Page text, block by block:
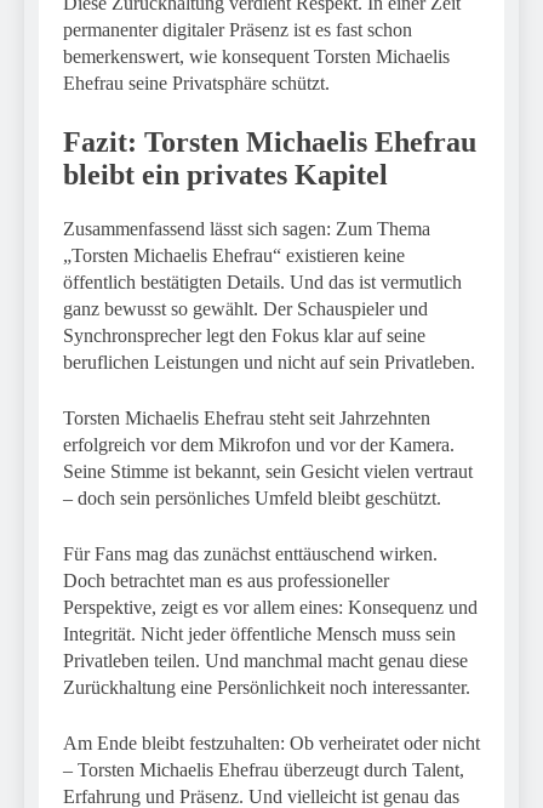
permanenter digitaler Präsenz ist es fast schon
bemerkenswert, wie konsequent Torsten Michaelis
Ehefrau seine Privatsphäre schützt.
Fazit: Torsten Michaelis Ehefrau
bleibt ein privates Kapitel
Zusammenfassend lässt sich sagen: Zum Thema
„Torsten Michaelis Ehefrau“ existieren keine
öffentlich bestätigten Details. Und das ist vermutlich
ganz bewusst so gewählt. Der Schauspieler und
Synchronsprecher legt den Fokus klar auf seine
beruflichen Leistungen und nicht auf sein Privatleben.
Torsten Michaelis Ehefrau steht seit Jahrzehnten
erfolgreich vor dem Mikrofon und vor der Kamera.
Seine Stimme ist bekannt, sein Gesicht vielen vertraut
– doch sein persönliches Umfeld bleibt geschützt.
Für Fans mag das zunächst enttäuschend wirken.
Doch betrachtet man es aus professioneller
Perspektive, zeigt es vor allem eines: Konsequenz und
Integrität. Nicht jeder öffentliche Mensch muss sein
Privatleben teilen. Und manchmal macht genau diese
Zurückhaltung eine Persönlichkeit noch interessanter.
Am Ende bleibt festzuhalten: Ob verheiratet oder nicht
– Torsten Michaelis Ehefrau überzeugt durch Talent,
Erfahrung und Präsenz. Und vielleicht ist genau das